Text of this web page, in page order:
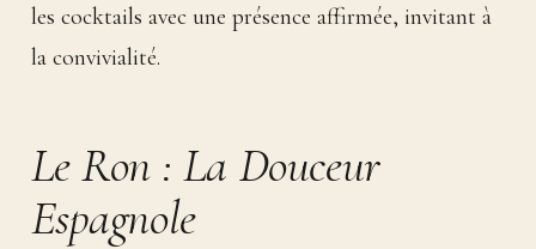
les cocktails avec une présence affirmée, invitant à
la convivialité.
Le Ron : La Douceur
Espagnole